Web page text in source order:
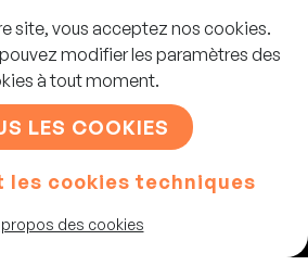
à la newsletter
site, vous acceptez nos cookies.
modifier les paramètres des
à tout moment.
LES COOKIES
les cookies techniques
propos des cookies